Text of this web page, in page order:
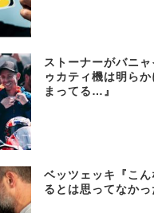
ストーナーがバニ
ゥカティ機は明ら
まってる…』
ベッツェッキ『こ
るとは思ってなかっ